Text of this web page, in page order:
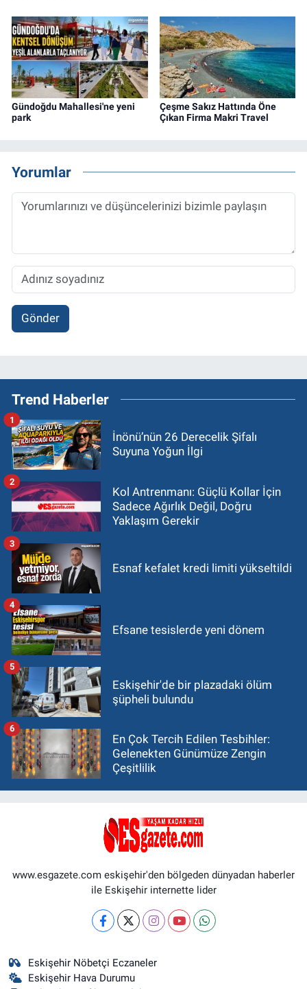
Gündoğdu Mahallesi'ne yeni
park
Çeşme Sakız Hattında Öne
Çıkan Firma Makri Travel
Yorumlar
Gönder
Trend Haberler
İnönü’nün 26 Derecelik Şifalı
Suyuna Yoğun İlgi
1
Kol Antrenmanı: Güçlü Kollar İçin
Sadece Ağırlık Değil, Doğru
Yaklaşım Gerekir
2
Esnaf kefalet kredi limiti yükseltildi
3
Efsane tesislerde yeni dönem
4
Eskişehir'de bir plazadaki ölüm
şüpheli bulundu
5
En Çok Tercih Edilen Tesbihler:
Gelenekten Günümüze Zengin
Çeşitlilik
6
www.esgazete.com eskişehir'den bölgeden dünyadan haberler
ile Eskişehir internette lider
Eskişehir Nöbetçi Eczaneler
Eskişehir Hava Durumu